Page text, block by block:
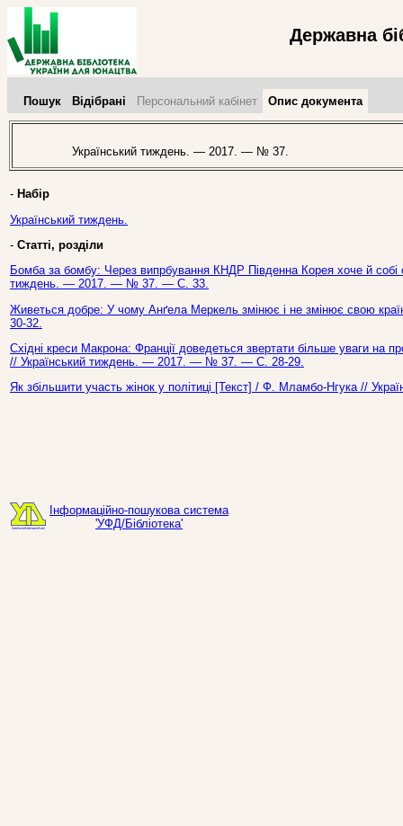
Державна
Пошук Відібрані Персональний кабінет Опис документа
Український тиждень. — 2017. — № 37.
- Набір
Український тиждень.
- Статті, розділи
Бомба за бомбу: Через випрбування КНДР Південна Корея хоче й
тиждень. — 2017. — № 37. — С. 33.
Живеться добре: У чому Анґела Меркель змінює і не змінює свою
30-32.
Східні креси Макрона: Франції доведеться звертати більше уваги на
// Український тиждень. — 2017. — № 37. — С. 28-29.
Як збільшити участь жінок у політиці [Текст] / Ф. Мламбо-Нгука //
Інформаційно-пошукова система
'УФД/Бібліотека'